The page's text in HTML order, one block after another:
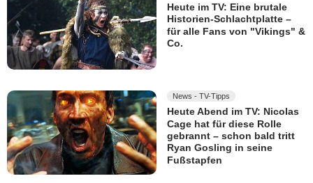
Heute im TV: Eine brutale
Historien-Schlachtplatte –
für alle Fans von "Vikings" &
Co.
News - TV-Tipps
Heute Abend im TV: Nicolas
Cage hat für diese Rolle
gebrannt – schon bald tritt
Ryan Gosling in seine
Fußstapfen